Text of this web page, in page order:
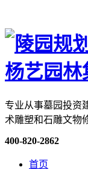
专业从事墓园投资
术雕塑和石雕文物
400-820-2862
首页